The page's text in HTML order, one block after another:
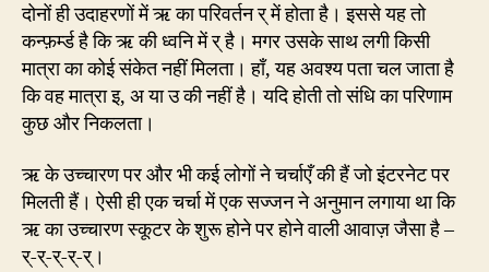
दोनों ही उदाहरणों में ऋ का परिवर्तन र् में होता है। इससे यह तो
कन्फ़र्म्ड है कि ऋ की ध्वनि में र् है। मगर उसके साथ लगी किसी
मात्रा का कोई संकेत नहीं मिलता। हाँ, यह अवश्य पता चल जाता है
कि वह मात्रा इ, अ या उ की नहीं है। यदि होती तो संधि का परिणाम
कुछ और निकलता।
ऋ के उच्चारण पर और भी कई लोगों ने चर्चाएँ की हैं जो इंटरनेट पर
मिलती हैं। ऐसी ही एक चर्चा में एक सज्जन ने अनुमान लगाया था कि
ऋ का उच्चारण स्कूटर के शुरू होने पर होने वाली आवाज़ जैसा है –
र्-र्-र्-र्-र्।